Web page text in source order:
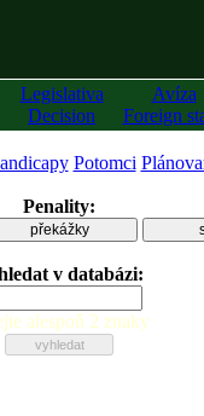
Legislativa
Decision
Avíza
Foreign
Potomci
Penality:
překážky
v databázi:
alespoň 2 znaky